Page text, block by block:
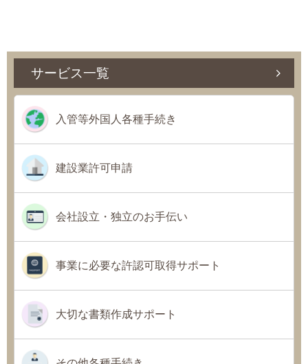
サービス一覧
入管等外国人各種手続き
建設業許可申請
会社設立・独立のお手伝い
事業に必要な許認可取得サポート
大切な書類作成サポート